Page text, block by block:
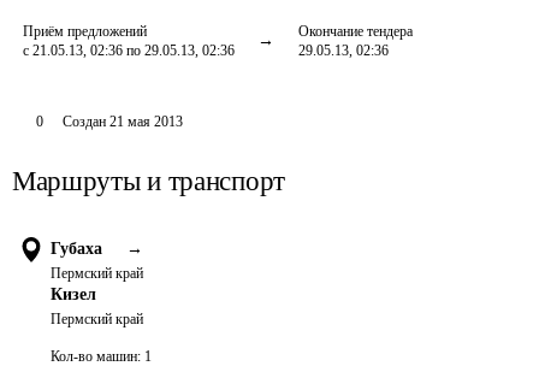
Приём предложений
с 21.05.13, 02:36 по 29.05.13, 02:36
Окончание тендера
29.05.13, 02:36
0 Создан 21 мая 2013
Маршруты и транспорт
Губаха →
Пермский край
Кизел
Пермский край
Кол-во машин: 1